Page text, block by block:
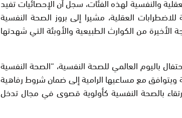
العقلية، مشيرا إلى بروز الصحة النفسية
من الكوارث الطبيعية والأوبئة التي شهدتها
باليوم العالمي للصحة النفسية، “الصحة النفسية
مع مساعيها الرامية إلى ضمان شروط رفاهية
بالصحة النفسية كأولوية قصوى في مجال تدخل